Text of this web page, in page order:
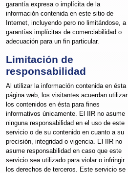
garantía expresa o implícita de la
información contenida en este sitio de
Internet, incluyendo pero no limitándose, a
garantías implícitas de comerciabilidad o
adecuación para un fin particular.
Limitación de
responsabilidad
Al utilizar la información contenida en ésta
página web, los visitantes acuerdan utilizar
los contenidos en ésta para fines
informativos únicamente. El IIR no asume
ninguna responsabilidad en el uso de este
servicio o de su contenido en cuanto a su
precisión, integridad o vigencia. El IIR no
asume responsabilidad en caso que este
servicio sea utilizado para violar o infringir
los derechos de terceros. Este servicio se